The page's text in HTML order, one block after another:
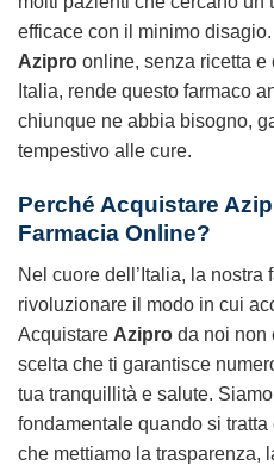
efficace con il minimo
Azipro online, senza ricetta e
Italia, rende questo farmaco
chiunque ne abbia bisogno,
tempestivo alle cure.
Perché Acquistare
Farmacia Online?
Nel cuore dell’Italia, la
rivoluzionare il modo in cui
Acquistare Azipro da noi non
scelta che ti garantisce
tua tranquillità e salute.
fondamentale quando si
che mettiamo la trasparenza,